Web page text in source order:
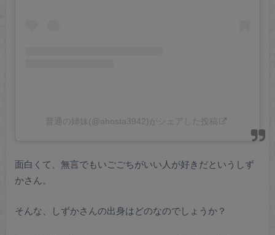
普通の姉妹(@ahosta3942)がシェアした投稿
面白くて、無言でもいごごちがいい人が好きだというしず
かさん。
そんな、しずかさんの出身はどのなのでしょうか？